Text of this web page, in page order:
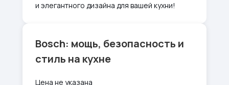
и элегантного дизайна для вашей кухни!
Bosch: мощь, безопасность и
стиль на кухне
Цена не указана